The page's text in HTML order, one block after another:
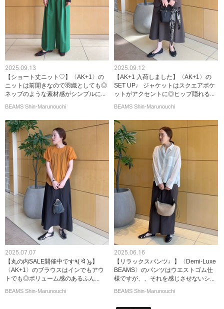
2025.09.13
【ショート丈ニット♡】〈AK+1〉の
ニットは前開きなので羽織としても◎
ネップのような素材感がシンプルに...
BEAMS Shin-Marunouchi
2025.09.12
【AK+1 入荷しました】〈AK+1〉の
SET UP♩ ジャケットはスクエアポケ
ットがアクセントに◎ヒップ隠れる...
BEAMS Shin-Marunouchi
2025.07.07
【丸の内SALE開催中です٩( ᐛ )و】
〈AK+1〉のブラウスはインでもアウ
トでも◎ボリューム感のあるふん...
BEAMS Shin-Marunouchi
2025.06.16
【リラックスパンツ♩】〈Demi-Luxe
BEAMS〉のパンツはウエストゴム仕
様ですが、、それを感じさせないシ...
BEAMS Shin-Marunouchi